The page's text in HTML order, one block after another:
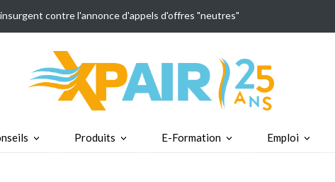
contre l'annonce d'appels d'offres "neutres"
Produits E-Formation Emploi